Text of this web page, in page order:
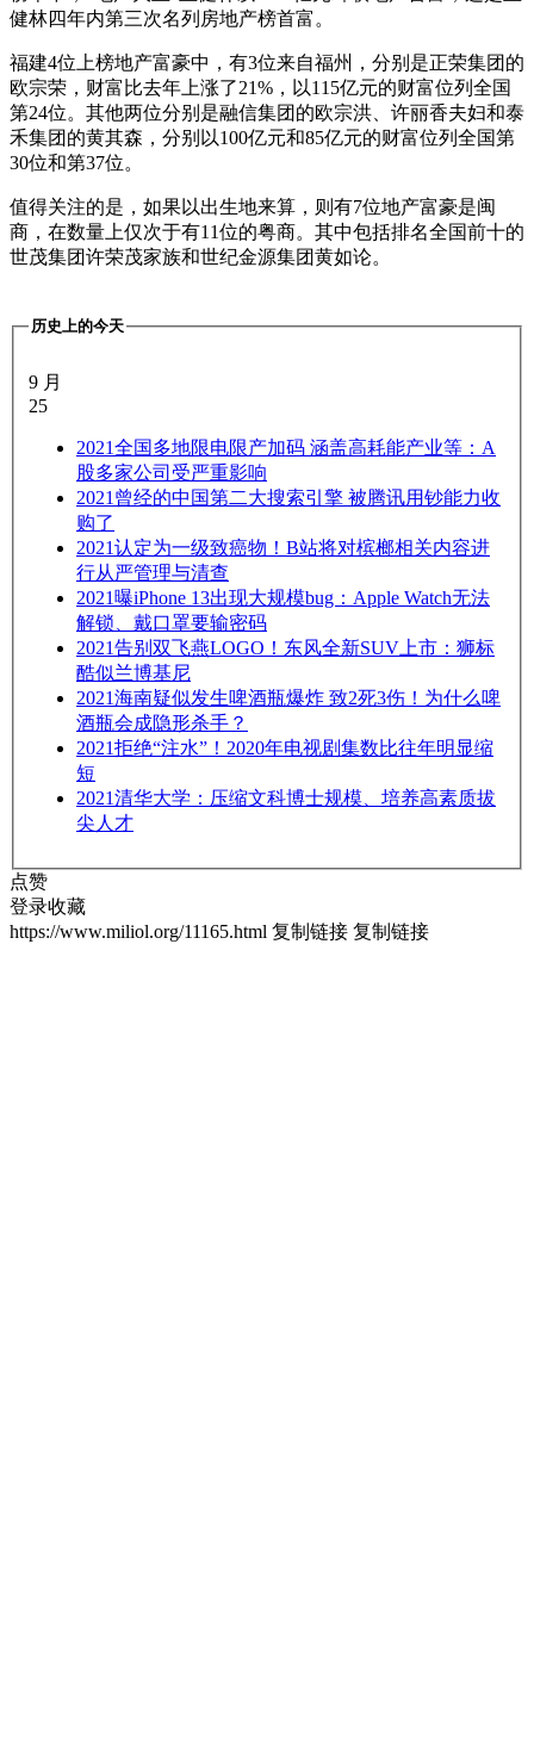
健林四年内第三次名列房地产榜首富。
福建4位上榜地产富豪中，有3位来自福州，分别是正荣集团的
欧宗荣，财富比去年上涨了21%，以115亿元的财富位列全国
第24位。其他两位分别是融信集团的欧宗洪、许丽香夫妇和泰
禾集团的黄其森，分别以100亿元和85亿元的财富位列全国第
30位和第37位。
值得关注的是，如果以出生地来算，则有7位地产富豪是闽
商，在数量上仅次于有11位的粤商。其中包括排名全国前十的
世茂集团许荣茂家族和世纪金源集团黄如论。
历史上的今天
9 月
25
2021全国多地限电限产加码 涵盖高耗能产业等：A
股多家公司受严重影响
2021 曾经的中国第二大搜索引擎 被腾讯用钞能力收
购了
2021认定为一级致癌物！B站将对槟榔相关内容进
行从严管理与清查
2021曝iPhone 13出现大规模bug：Apple Watch无法
解锁、戴口罩要输密码
2021告别双飞燕LOGO！东风全新SUV上市：狮标
酷似兰博基尼
2021海南疑似发生啤酒瓶爆炸 致2死3伤！为什么啤
酒瓶会成隐形杀手？
2021拒绝“注水”！2020年电视剧集数比往年明显缩
短
2021清华大学：压缩文科博士规模、培养高素质拔
尖人才
点赞
登录收藏
https://www.miliol.org/11165.html 复制链接 复制链接